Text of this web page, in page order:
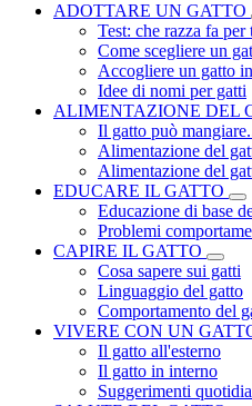
ADOTTARE UN GATTO
Test: che razza fa per
Come scegliere un
Accogliere un gatto
Idee di nomi per gatti
ALIMENTAZIONE DEL
Il gatto può
Alimentazione del
Alimentazione del
EDUCARE IL GATTO
Educazione di base
Problemi
CAPIRE IL GATTO
Cosa sapere sui gatti
Linguaggio del gatto
Comportamento del
VIVERE CON UN
Il gatto all'esterno
Il gatto in interno
Suggerimenti